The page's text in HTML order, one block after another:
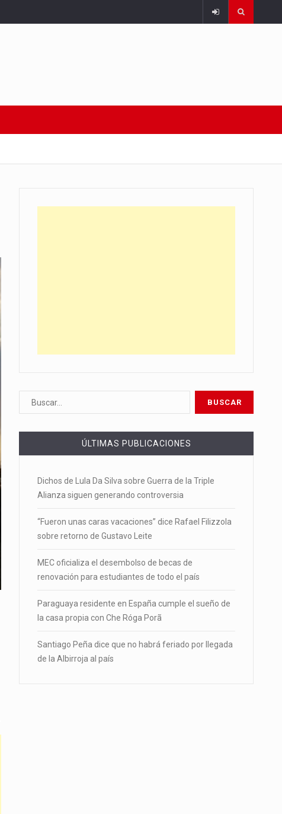
ÚLTIMAS PUBLICACIONES
Dichos de Lula Da Silva sobre Guerra de la Triple
Alianza siguen generando controversia
“Fueron unas caras vacaciones” dice Rafael Filizzola
sobre retorno de Gustavo Leite
MEC oficializa el desembolso de becas de
renovación para estudiantes de todo el país
Paraguaya residente en España cumple el sueño de
la casa propia con Che Róga Porã
Santiago Peña dice que no habrá feriado por llegada
de la Albirroja al país